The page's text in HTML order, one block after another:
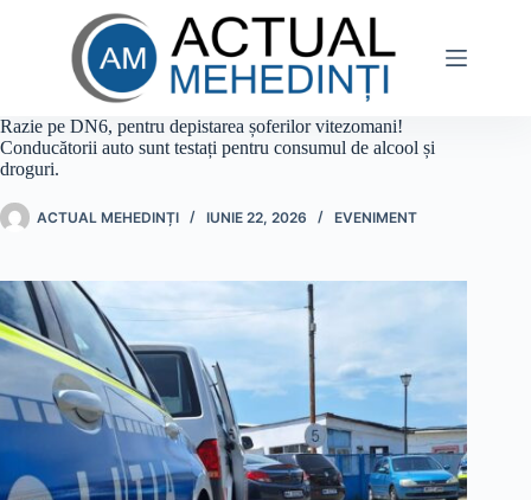
Razie pe DN6, pentru depistarea șoferilor vitezomani!
Conducătorii auto sunt testați pentru consumul de alcool și
droguri.
ACTUAL MEHEDINȚI IUNIE 22, 2026 EVENIMENT